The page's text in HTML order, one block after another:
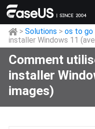
> Solutions > os to go
installer Windows 11
Comment
installer
images)